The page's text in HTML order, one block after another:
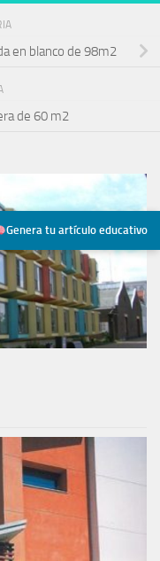
Genera tu artículo educativo
en blanco de 98m2
de 60 m2